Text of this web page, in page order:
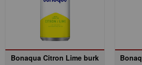
Bonaqua Citron Lime burk